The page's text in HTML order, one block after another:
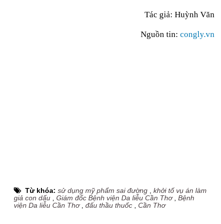
Tác giả: Huỳnh Văn
Nguồn tin: congly.vn
Từ khóa:sử dụng mỹ phẩm sai đường ,khởi tố vụ án làm
giả con dấu ,Giám đốc Bệnh viện Da liễu Cần Thơ,Bệnh
viện Da liễu Cần Thơ,đấu thầu thuốc ,Cần Thơ